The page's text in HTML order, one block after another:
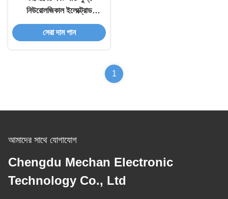
নিউরোলজিকাল ইলেক্ট্রোড
PLA407
সেরা দাম পান
1
আমাদের সাথে যোগাযোগ
Chengdu Mechan Electronic
Technology Co., Ltd